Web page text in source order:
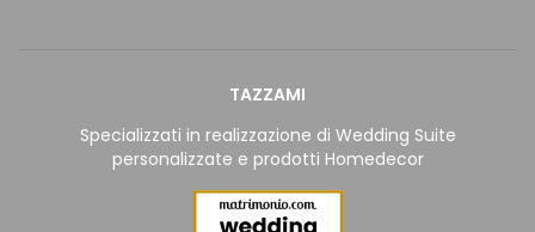
TAZZAMI
Specializzati in realizzazione di Wedding Suite
personalizzate e prodotti Homedecor